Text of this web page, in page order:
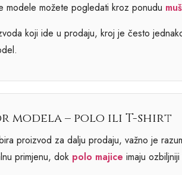
modele možete pogledati kroz ponudu
koji ide u prodaju, kroj je često
modela – polo ili T-shirt
proizvod za dalju prodaju, važno je
primjenu, dok polo majice imaju